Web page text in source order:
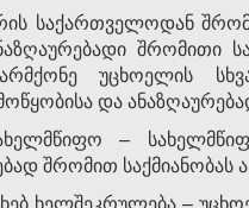
საქართველოდან
შრომითი
არმქონე უცხოელის
და
–
შრომით